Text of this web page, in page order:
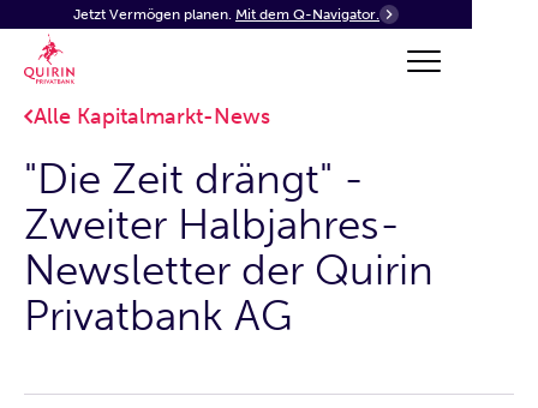
Jetzt Vermögen planen. Mit dem Q-Navigator.
Alle Kapitalmarkt-News
"Die Zeit drängt" -
Zweiter Halbjahres-
Newsletter der Quirin
Privatbank AG